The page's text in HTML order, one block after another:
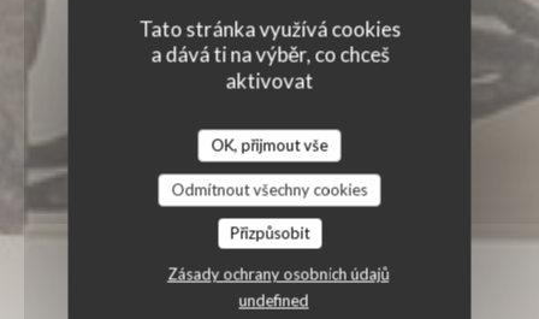
Tato stránka využívá cookies
a dává ti na výběr, co chceš
aktivovat
OK, přijmout vše
Odmítnout všechny cookies
Přizpůsobit
Zásady ochrany osobních údajů
undefined